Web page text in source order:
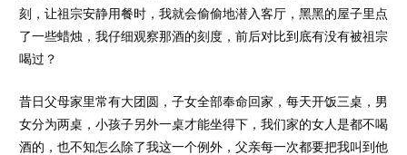
刻，让祖宗安静用餐时，我就会偷偷地潜入客厅，黑黑的屋子里点
了一些蜡烛，我仔细观察那酒的刻度，前后对比到底有没有被祖宗
喝过？
昔日父母家里常有大团圆，子女全部奉命回家，每天开饭三桌，男
女分为两桌，小孩子另外一桌才能坐得下，我们家的女人是都不喝
酒的，也不知怎么除了我这一个例外，父亲每一次都要把我叫到他